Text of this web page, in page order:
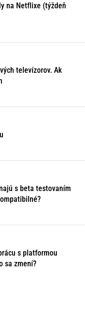
na Netflixe (týždeň
televízorov. Ak
s beta testovaním
s platformou
sa zmení?